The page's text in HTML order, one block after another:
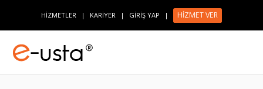
HİZMETLER | KARİYER | GİRİŞ YAP | HİZMET VER